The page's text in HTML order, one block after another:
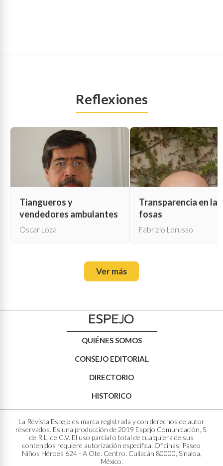
Reflexiones
Tiangueros y
vendedores ambulantes
Óscar Loza
Transparencia en las
fosas
Fabrizio Lorusso
Ver más
QUIÉNES SOMOS
CONSEJO EDITORIAL
DIRECTORIO
HISTORICO
La Revista Espejo es marca registrada y con derechos de autor
reservados. Es una producción de 2019 Espejo Comunicación, S.
de R.L. de C.V. El uso parcial o total de cualquiera de sus
contenidos requiere autorización específica. Oficinas: Paseo
Niños Héroes 624 - A Ote. Centro. Culiacán 80000, Sinaloa,
México.